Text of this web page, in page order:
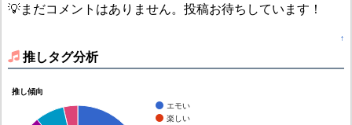
💡まだコメントはありません。投稿お待ちしています！
↑
推しタグ分析
推し傾向
エモい
楽しい